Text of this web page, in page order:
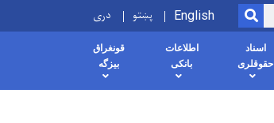
SEARCH
English پښتو دری
اسناد
حقوقلری
اطلاعات
بانکی
قونغراق
بیزگه